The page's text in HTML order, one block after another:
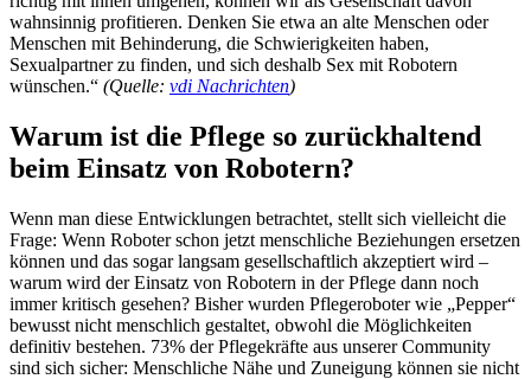
wahnsinnig profitieren. Denken Sie etwa an alte Menschen oder
Menschen mit Behinderung, die Schwierigkeiten haben,
Sexualpartner zu finden, und sich deshalb Sex mit Robotern
wünschen.“ (Quelle: vdi Nachrichten)
Warum ist die Pflege so zurückhaltend
beim Einsatz von Robotern?
Wenn man diese Entwicklungen betrachtet, stellt sich vielleicht die
Frage: Wenn Roboter schon jetzt menschliche Beziehungen ersetzen
können und das sogar langsam gesellschaftlich akzeptiert wird –
warum wird der Einsatz von Robotern in der Pflege dann noch
immer kritisch gesehen? Bisher wurden Pflegeroboter wie „Pepper“
bewusst nicht menschlich gestaltet, obwohl die Möglichkeiten
definitiv bestehen. 73% der Pflegekräfte aus unserer Community
sind sich sicher: Menschliche Nähe und Zuneigung können sie nicht